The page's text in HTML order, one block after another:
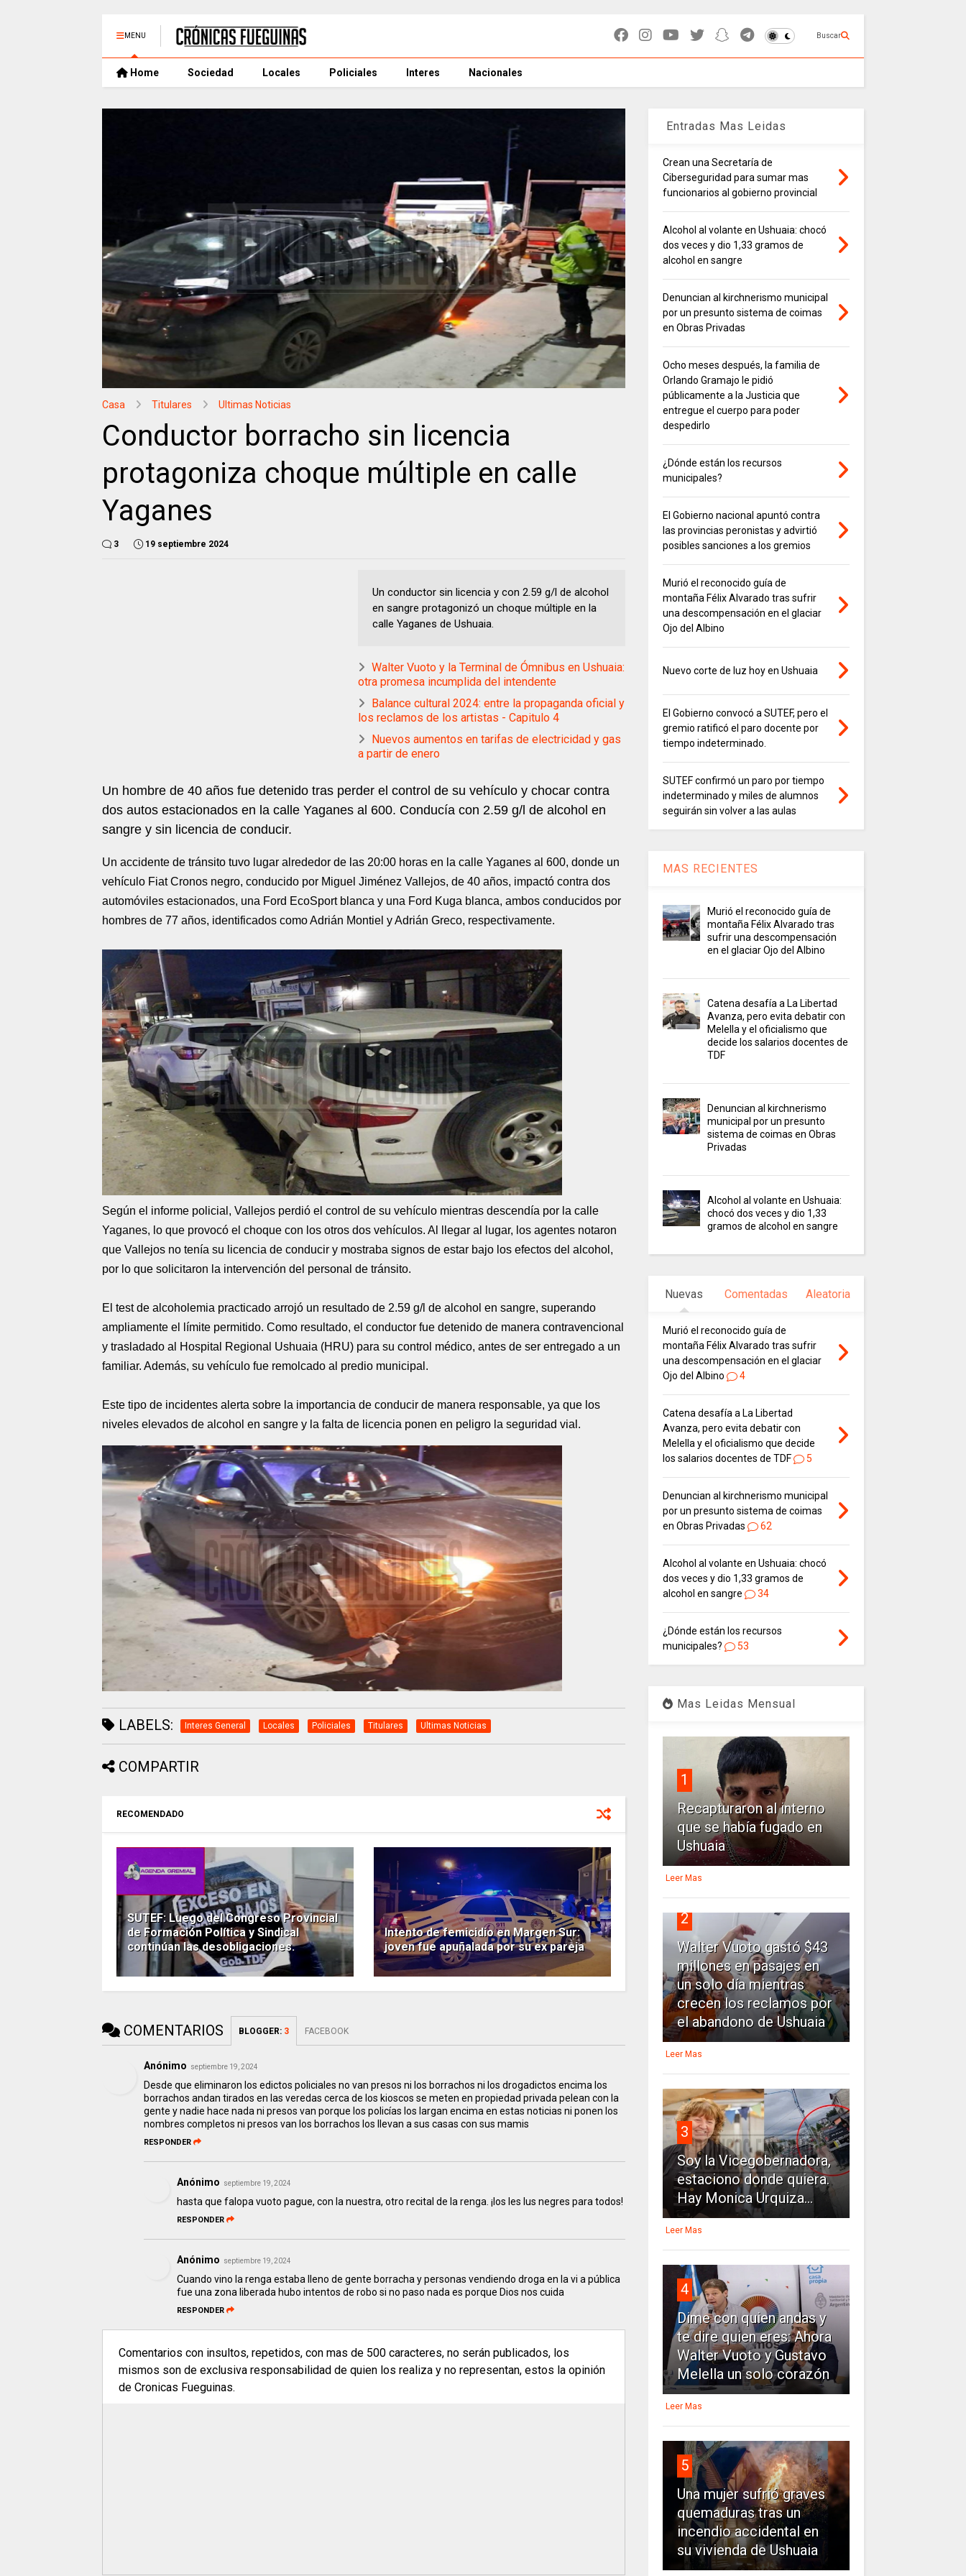
MENU Buscar
Home Sociedad Locales Policiales Interes Nacionales
Casa Titulares Ultimas Noticias
Conductor borracho sin licencia
protagoniza choque múltiple en calle
Yaganes
3 19 septiembre 2024
Un conductor sin licencia y con 2.59 g/l de alcohol
en sangre protagonizó un choque múltiple en la
calle Yaganes de Ushuaia.
Walter Vuoto y la Terminal de Ómnibus en Ushuaia:
otra promesa incumplida del intendente
Balance cultural 2024: entre la propaganda oficial y
los reclamos de los artistas - Capitulo 4
Nuevos aumentos en tarifas de electricidad y gas
a partir de enero
Un hombre de 40 años fue detenido tras perder el control de su vehículo y chocar contra
dos autos estacionados en la calle Yaganes al 600. Conducía con 2.59 g/l de alcohol en
sangre y sin licencia de conducir.
Un accidente de tránsito tuvo lugar alrededor de las 20:00 horas en la calle Yaganes al 600, donde un
vehículo Fiat Cronos negro, conducido por Miguel Jiménez Vallejos, de 40 años, impactó contra dos
automóviles estacionados, una Ford EcoSport blanca y una Ford Kuga blanca, ambos conducidos por
hombres de 77 años, identificados como Adrián Montiel y Adrián Greco, respectivamente.
Según el informe policial, Vallejos perdió el control de su vehículo mientras descendía por la calle
Yaganes, lo que provocó el choque con los otros dos vehículos. Al llegar al lugar, los agentes notaron
que Vallejos no tenía su licencia de conducir y mostraba signos de estar bajo los efectos del alcohol,
por lo que solicitaron la intervención del personal de tránsito.
El test de alcoholemia practicado arrojó un resultado de 2.59 g/l de alcohol en sangre, superando
ampliamente el límite permitido. Como resultado, el conductor fue detenido de manera contravencional
y trasladado al Hospital Regional Ushuaia (HRU) para su control médico, antes de ser entregado a un
familiar. Además, su vehículo fue remolcado al predio municipal.
Este tipo de incidentes alerta sobre la importancia de conducir de manera responsable, ya que los
niveles elevados de alcohol en sangre y la falta de licencia ponen en peligro la seguridad vial.
LABELS: Interes General Locales Policiales Titulares Ultimas Noticias
COMPARTIR
RECOMENDADO
SUTEF: Luego del Congreso Provincial
de Formación Política y Sindical
continúan las desobligaciones.
Intento de femicidio en Margen Sur:
joven fue apuñalada por su ex pareja
COMENTARIOS BLOGGER: 3 FACEBOOK
Anónimo septiembre 19, 2024
Desde que eliminaron los edictos policiales no van presos ni los borrachos ni los drogadictos encima los
borrachos andan tirados en las veredas cerca de los kioscos se meten en propiedad privada pelean con la
gente y nadie hace nada ni presos van porque los policías los largan encima en estas noticias ni ponen los
nombres completos ni presos van los borrachos los llevan a sus casas con sus mamis
RESPONDER
Anónimo septiembre 19, 2024
hasta que falopa vuoto pague, con la nuestra, otro recital de la renga. ¡los les lus negres para todos!
RESPONDER
Anónimo septiembre 19, 2024
Cuando vino la renga estaba lleno de gente borracha y personas vendiendo droga en la vi a pública
fue una zona liberada hubo intentos de robo si no paso nada es porque Dios nos cuida
RESPONDER
Comentarios con insultos, repetidos, con mas de 500 caracteres, no serán publicados, los
mismos son de exclusiva responsabilidad de quien los realiza y no representan, estos la opinión
de Cronicas Fueguinas.
Entradas Mas Leidas
Crean una Secretaría de
Ciberseguridad para sumar mas
funcionarios al gobierno provincial
Alcohol al volante en Ushuaia: chocó
dos veces y dio 1,33 gramos de
alcohol en sangre
Denuncian al kirchnerismo municipal
por un presunto sistema de coimas
en Obras Privadas
Ocho meses después, la familia de
Orlando Gramajo le pidió
públicamente a la Justicia que
entregue el cuerpo para poder
despedirlo
¿Dónde están los recursos
municipales?
El Gobierno nacional apuntó contra
las provincias peronistas y advirtió
posibles sanciones a los gremios
Murió el reconocido guía de
montaña Félix Alvarado tras sufrir
una descompensación en el glaciar
Ojo del Albino
Nuevo corte de luz hoy en Ushuaia
El Gobierno convocó a SUTEF, pero el
gremio ratificó el paro docente por
tiempo indeterminado.
SUTEF confirmó un paro por tiempo
indeterminado y miles de alumnos
seguirán sin volver a las aulas
MAS RECIENTES
Murió el reconocido guía de
montaña Félix Alvarado tras
sufrir una descompensación
en el glaciar Ojo del Albino
Catena desafía a La Libertad
Avanza, pero evita debatir con
Melella y el oficialismo que
decide los salarios docentes de
TDF
Denuncian al kirchnerismo
municipal por un presunto
sistema de coimas en Obras
Privadas
Alcohol al volante en Ushuaia:
chocó dos veces y dio 1,33
gramos de alcohol en sangre
Nuevas Comentadas Aleatoria
Murió el reconocido guía de
montaña Félix Alvarado tras sufrir
una descompensación en el glaciar
Ojo del Albino
4
Catena desafía a La Libertad
Avanza, pero evita debatir con
Melella y el oficialismo que decide
los salarios docentes de TDF
5
Denuncian al kirchnerismo municipal
por un presunto sistema de coimas
en Obras Privadas
62
Alcohol al volante en Ushuaia: chocó
dos veces y dio 1,33 gramos de
alcohol en sangre
34
¿Dónde están los recursos
municipales?
53
Mas Leidas Mensual
1
Recapturaron al interno
que se había fugado en
Ushuaia
Leer Mas
2
Walter Vuoto gastó $43
millones en pasajes en
un solo día mientras
crecen los reclamos por
el abandono de Ushuaia
Leer Mas
3
Soy la Vicegobernadora,
estaciono donde quiera.
Hay Monica Urquiza...
Leer Mas
4
Dime con quien andas y
te dire quien eres: Ahora
Walter Vuoto y Gustavo
Melella un solo corazón
Leer Mas
5
Una mujer sufrió graves
quemaduras tras un
incendio accidental en
su vivienda de Ushuaia